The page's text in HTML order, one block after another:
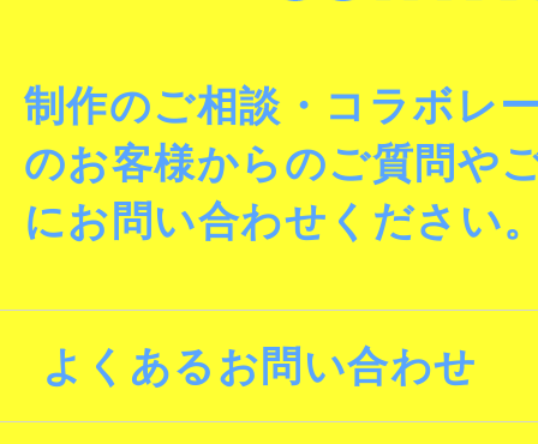
制作のご相談・コラボレ
のお客様からのご質問や
にお問い合わせください
よくあるお問い合わせ